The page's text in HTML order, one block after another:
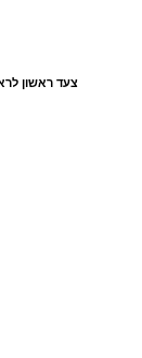
צעד ראשון